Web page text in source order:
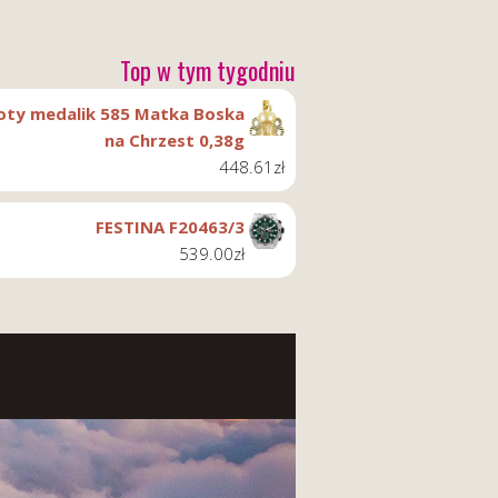
Top w tym tygodniu
medalik 585 Matka Boska
na Chrzest 0,38g
448.61 zł
FESTINA F20463/3
539.00zł